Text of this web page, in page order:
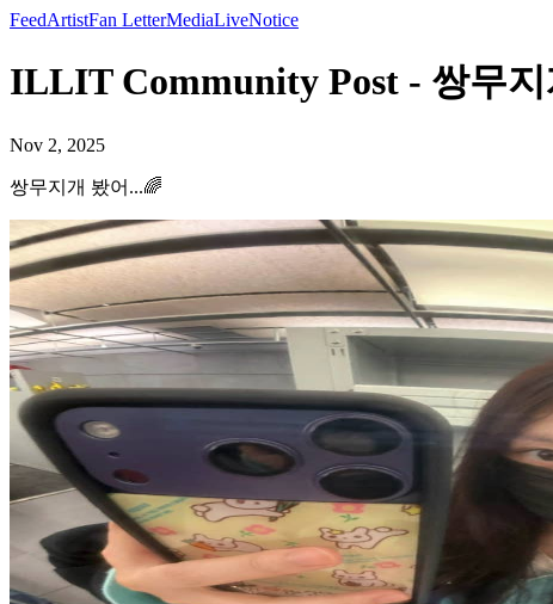
FeedArtistFan LetterMediaLiveNotice
ILLIT Community Post - 쌍무
Nov 2, 2025
쌍무지개 봤어...🌈